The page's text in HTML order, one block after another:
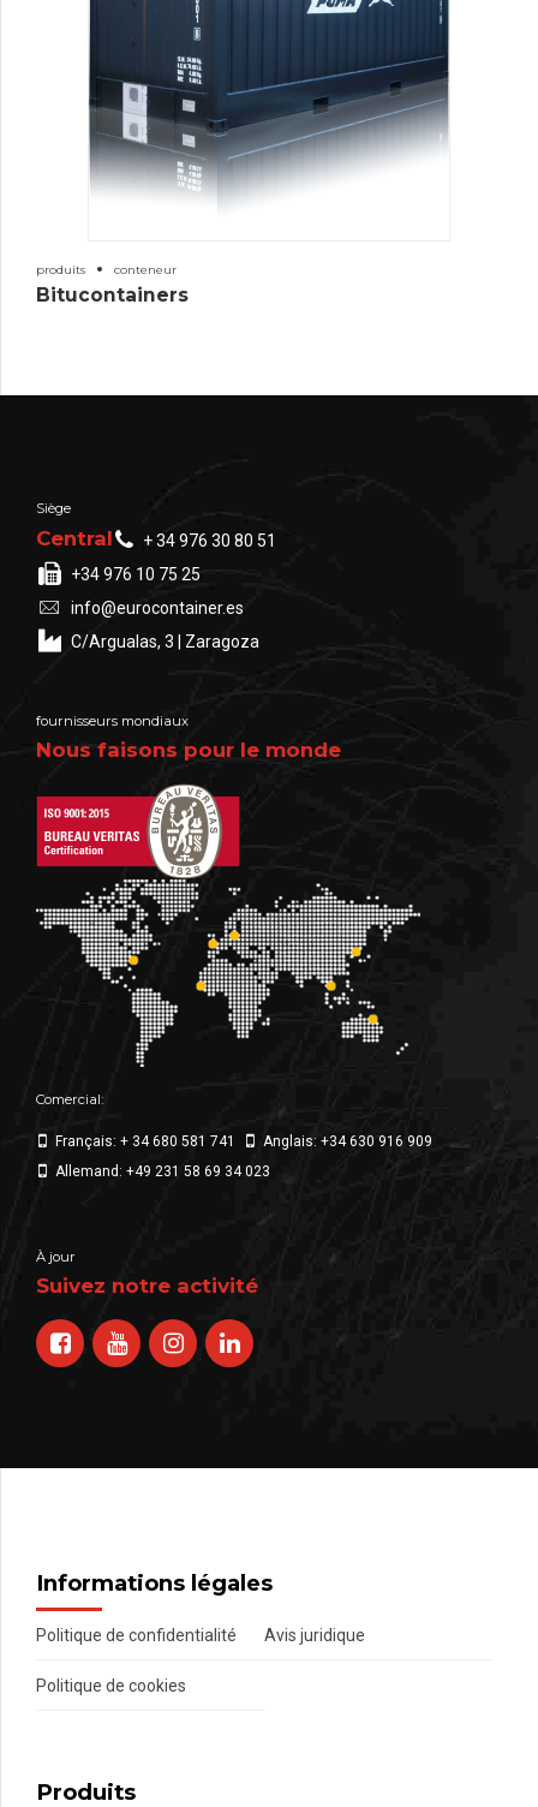
produits conteneur
Bitucontainers
Siège
Central
+ 34 976 30 80 51
+34 976 10 75 25
info@eurocontainer.es
C/Argualas, 3 | Zaragoza
fournisseurs mondiaux
Nous faisons pour le monde
Comercial:
Français: + 34 680 581 741
Anglais: +34 630 916 909
Allemand: +49 231 58 69 34 023
À jour
Suivez notre activité
Informations légales
Politique de confidentialité Avis juridique
Politique de cookies
Produits